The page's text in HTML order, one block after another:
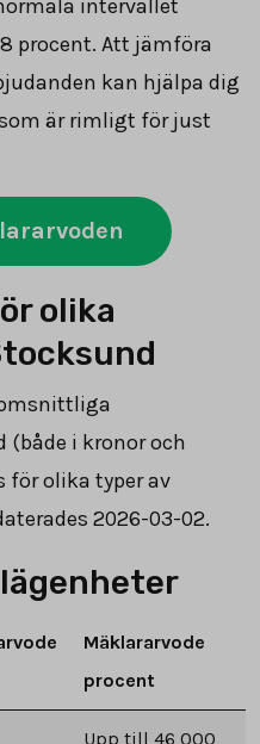
intervallet
procent. Att jämföra
kan hjälpa dig
är rimligt för just
olika
(både i kronor och
för olika typer av
2026-03-02.
Mäklararvode
procent
Upp till 46 000